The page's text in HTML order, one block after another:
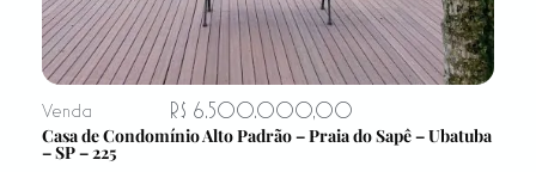
Venda
R$ 6.500.000,00
Casa de Condomínio Alto Padrão – Praia do Sapê – Ubatuba
– SP – 225